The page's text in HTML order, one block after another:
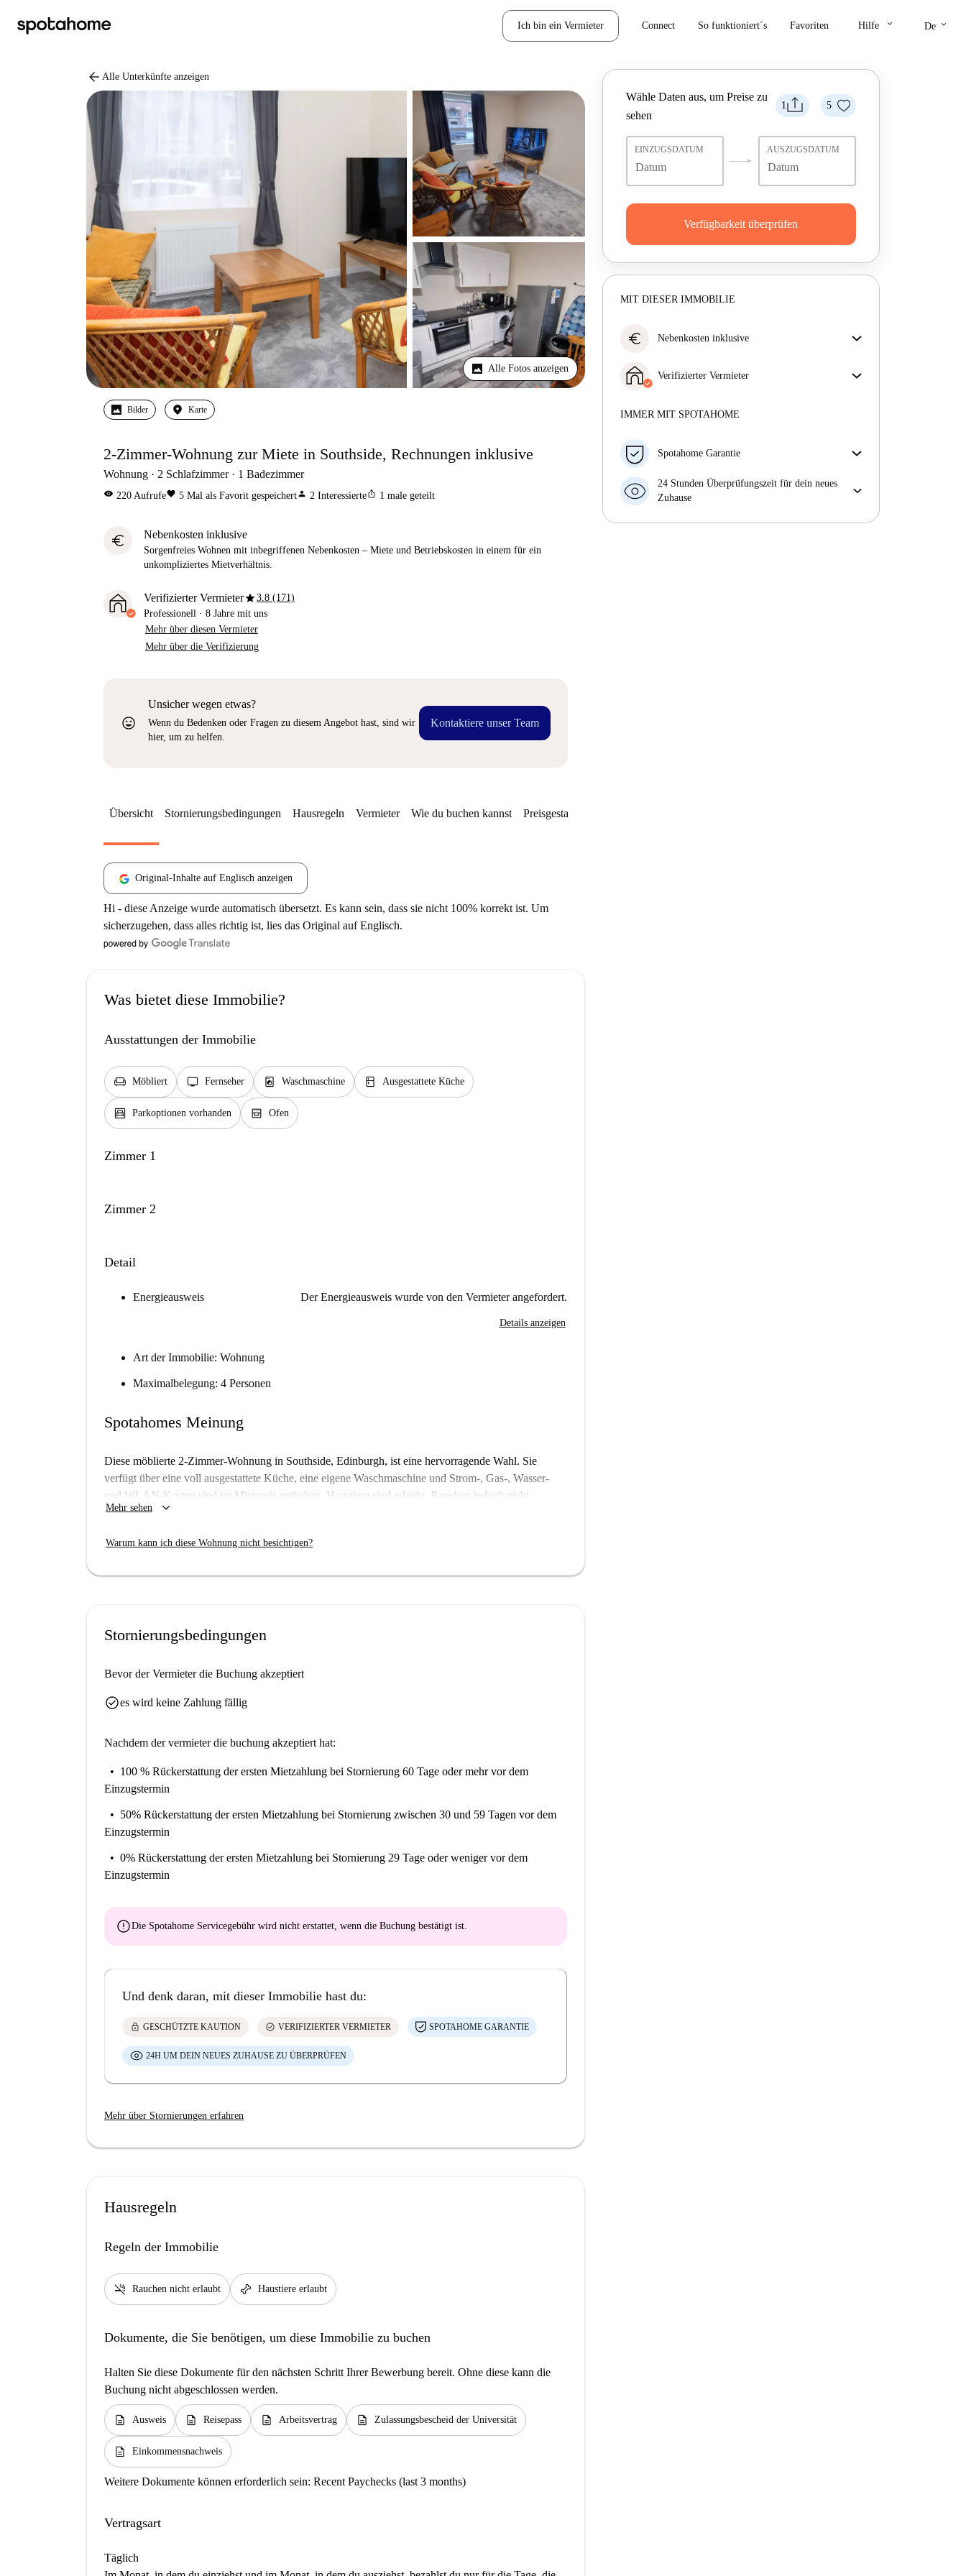
Ich bin ein Vermieter Connect So funktioniert´s Favoriten Hilfe keyboard_arrow_down De keyboard_arrow_down
arrow_back Alle Unterkünfte anzeigen
Alle Fotos anzeigen
Bilder Karte
2-Zimmer-Wohnung zur Miete in Southside, Rechnungen inklusive
Wohnung 2 Schlafzimmer 1 Badezimmer
visibility 220 Aufrufefavorite 5 Mal als Favorit gespeichertperson 2 Interessierteios_share 1 male geteilt
euro Nebenkosten inklusive
Sorgenfreies Wohnen mit inbegriffenen Nebenkosten – Miete und Betriebskosten in einem für ein
unkompliziertes Mietverhältnis.
Verifizierter Vermieterstar3.8 (171)
Professionell · 8 Jahre mit uns
Mehr über diesen Vermieter
Mehr über die Verifizierung
sentiment_very_satisfied
Unsicher wegen etwas?
Wenn du Bedenken oder Fragen zu diesem Angebot hast, sind wir
hier, um zu helfen.
Kontaktiere unser Team
1 5
Wähle Daten aus, um Preise zu
sehen
EINZUGSDATUM AUSZUGSDATUM
Verfügbarkeit überprüfen
MIT DIESER IMMOBILIE
euro Nebenkosten inklusive
– Miete und Betriebskosten in einem für ein
unkompliziertes Mietverhältnis.
Verifizierter Vermieter
Mehr über diesen Vermieter
IMMER MIT SPOTAHOME
Spotahome Garantie
Falls der Vermieter deine Buchung kurzfristig
storniert, werden wir dir entweder A) ein Hotel
finden oder B) den gezahlten Betrag vollständig
24 Stunden Überprüfungszeit für dein neues
Zuhause
Übersicht Stornierungsbedingungen Hausregeln Vermieter Wie du buchen kannst Preisgestaltung
Original-Inhalte auf Englisch anzeigen
Hi - diese Anzeige wurde automatisch übersetzt. Es kann sein, dass sie nicht 100% korrekt ist. Um
sicherzugehen, dass alles richtig ist, lies das Original auf Englisch.
Was bietet diese Immobilie?
Ausstattungen der Immobilie
chair Möbliert tv Fernseher local_laundry_service Waschmaschine kitchen Ausgestattete Küche
garage Parkoptionen vorhanden oven_gen Ofen
Zimmer 1
Zimmer 2
Detail
Energieausweis Der Energieausweis wurde von den Vermieter angefordert.
Details anzeigen
Art der Immobilie: Wohnung
Maximalbelegung: 4 Personen
Spotahomes Meinung
Diese möblierte 2-Zimmer-Wohnung in Southside, Edinburgh, ist eine hervorragende Wahl. Sie
verfügt über eine voll ausgestattete Küche, eine eigene Waschmaschine und Strom-, Gas-, Wasser-
und WLAN-Kosten sind im Mietpreis enthalten. Haustiere sind erlaubt, Rauchen jedoch nicht.
Spotahome-Vermieter durchlaufen ein gründliches Überprüfungsverfahren, um qualitativ hochwertige
überprüft wurde. Zusätzliche Reinigungsdienste sind gegen Aufpreis verfügbar.
Dank der Lage in Southside sind Sie von zahlreichen Annehmlichkeiten umgeben. Mehrere
zum Charme der Gegend bei.
Mehr sehen keyboard_arrow_down
Warum kann ich diese Wohnung nicht besichtigen?
Stornierungsbedingungen
Bevor der Vermieter die Buchung akzeptiert
check_circlees wird keine Zahlung fällig
Nachdem der vermieter die buchung akzeptiert hat:
100 % Rückerstattung der ersten Mietzahlung bei Stornierung 60 Tage oder mehr vor dem
Einzugstermin
50% Rückerstattung der ersten Mietzahlung bei Stornierung zwischen 30 und 59 Tagen vor dem
Einzugstermin
0% Rückerstattung der ersten Mietzahlung bei Stornierung 29 Tage oder weniger vor dem
Einzugstermin
errorDie Spotahome Servicegebühr wird nicht erstattet, wenn die Buchung bestätigt ist.
Und denk daran, mit dieser Immobilie hast du:
lock GESCHÜTZTE KAUTION check_circle VERIFIZIERTER VERMIETER SPOTAHOME GARANTIE
24H UM DEIN NEUES ZUHAUSE ZU ÜBERPRÜFEN
Mehr über Stornierungen erfahren
Hausregeln
Regeln der Immobilie
smoke_free Rauchen nicht erlaubt pet_supplies Haustiere erlaubt
Dokumente, die Sie benötigen, um diese Immobilie zu buchen
Halten Sie diese Dokumente für den nächsten Schritt Ihrer Bewerbung bereit. Ohne diese kann die
Buchung nicht abgeschlossen werden.
description Ausweis description Reisepass description Arbeitsvertrag description Zulassungsbescheid der Universität
description Einkommensnachweis
Weitere Dokumente können erforderlich sein: Recent Paychecks (last 3 months)
Vertragsart
Täglich